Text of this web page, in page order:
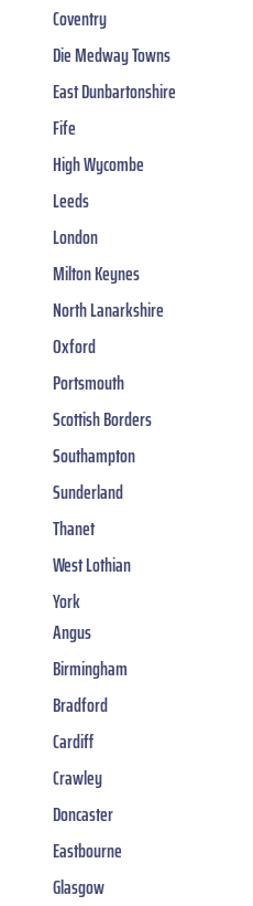
Coventry
Die Medway Towns
East Dunbartonshire
Fife
High Wycombe
Leeds
London
Milton Keynes
North Lanarkshire
Oxford
Portsmouth
Scottish Borders
Southampton
Sunderland
Thanet
West Lothian
York
Angus
Birmingham
Bradford
Cardiff
Crawley
Doncaster
Eastbourne
Glasgow